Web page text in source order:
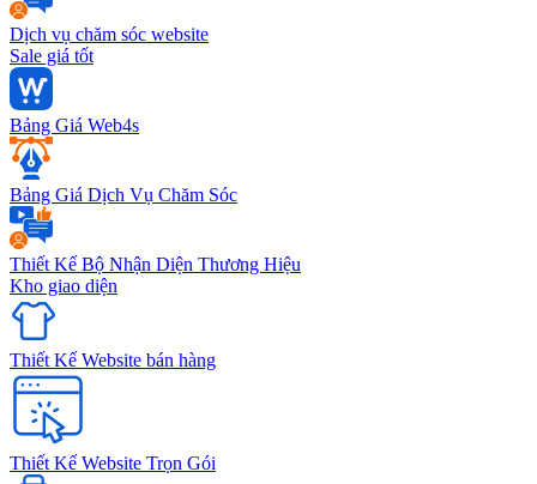
Dịch vụ chăm sóc website
Sale giá tốt
Bảng Giá Web4s
Bảng Giá Dịch Vụ Chăm Sóc
Thiết Kế Bộ Nhận Diện Thương Hiệu
Kho giao diện
Thiết Kế Website bán hàng
Thiết Kế Website Trọn Gói